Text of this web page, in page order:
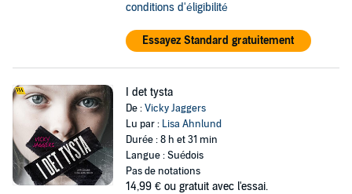
conditions d'éligibilité
Essayez Standard gratuitement
I det tysta
De :Vicky Jaggers
Lu par : Lisa Ahnlund
Durée : 8 h et 31 min
Langue : Suédois
Pas de notations
14,99 € ou gratuit avec l'essai.